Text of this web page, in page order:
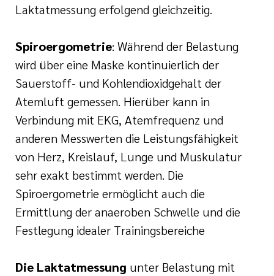
Laktatmessung erfolgend gleichzeitig.
Spiroergometrie: Während der Belastung
wird über eine Maske kontinuierlich der
Sauerstoff- und Kohlendioxidgehalt der
Atemluft gemessen. Hierüber kann in
Verbindung mit EKG, Atemfrequenz und
anderen Messwerten die Leistungsfähigkeit
von Herz, Kreislauf, Lunge und Muskulatur
sehr exakt bestimmt werden. Die
Spiroergometrie ermöglicht auch die
Ermittlung der anaeroben Schwelle und die
Festlegung idealer Trainingsbereiche
Die Laktatmessung unter Belastung mit